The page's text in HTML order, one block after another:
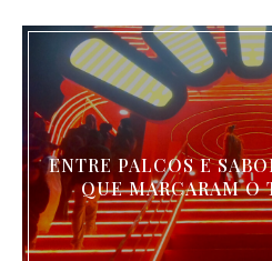
ENTRE PALCOS E
QUE MARCARAM O